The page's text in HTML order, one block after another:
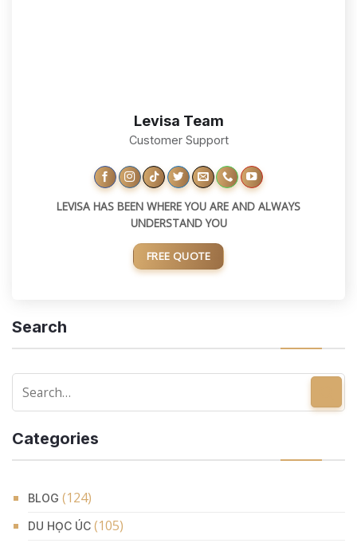
Levisa Team
Customer Support
LEVISA HAS BEEN WHERE YOU ARE AND ALWAYS
UNDERSTAND YOU
FREE QUOTE
Search
Categories
BLOG (124)
DU HỌC ÚC (105)